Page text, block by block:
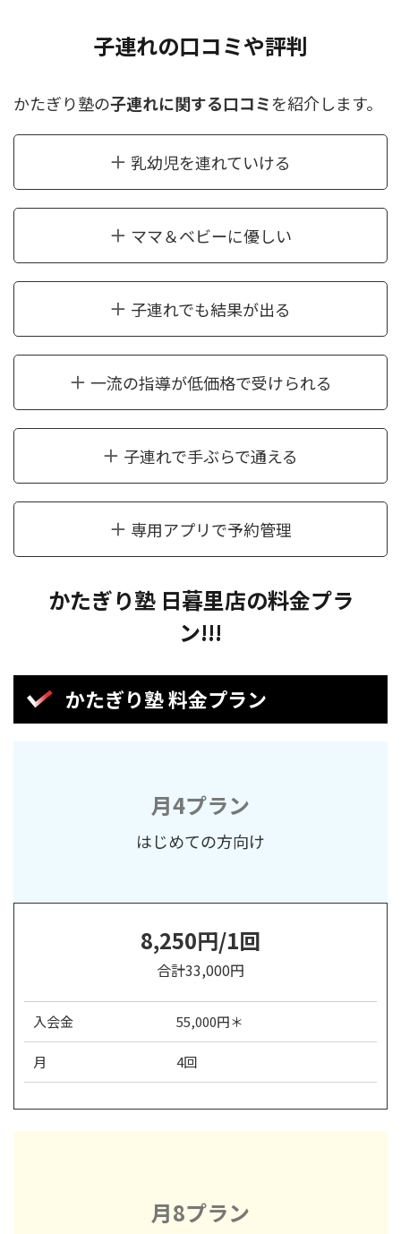
子連れの口コミや評判
かたぎり塾の子連れに関する口コミを紹介します。
乳幼児を連れていける
ママ＆ベビーに優しい
子連れでも結果が出る
一流の指導が低価格で受けられる
子連れで手ぶらで通える
専用アプリで予約管理
かたぎり塾 日暮里店の料金プラ
ン!!!
かたぎり塾 料金プラン
月4プラン
はじめての方向け
8,250円/1回
合計33,000円
入会金 55,000円＊
月 4回
月8プラン